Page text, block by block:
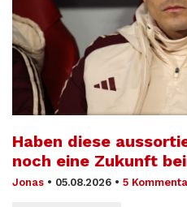
Haben diese
noch eine Zukunft
Jonas • 05.08.2026 • 5